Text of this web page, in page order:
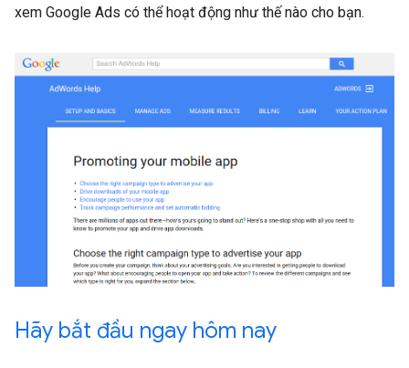
xem Google Ads có thể hoạt động như thế nào cho bạn.
Hãy bắt đầu ngay hôm nay